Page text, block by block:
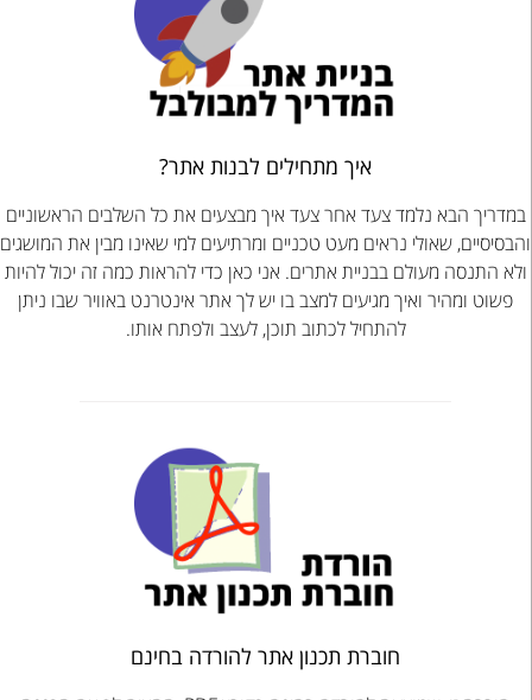
איך מתחילים לבנות אתר?
הבא נלמד צעד אחר צעד איך מבצעים את כל השלבים הראשוניים
שאולי נראים מעט טכניים ומרתיעים למי שאינו מבין את המושגים
התנסה מעולם בבניית אתרים. אני כאן כדי להראות כמה זה יכול להיות
פשוט ומהיר ואיך מגיעים למצב בו יש לך אתר אינטרנט באוויר שבו ניתן
להתחיל לכתוב תוכן, לעצב ולפתח אותו.
חוברת תכנון אתר להורדה בחינם